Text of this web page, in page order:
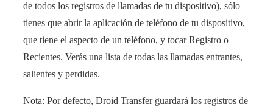
de todos los registros de llamadas de tu dispositivo), sólo
tienes que abrir la aplicación de teléfono de tu dispositivo,
que tiene el aspecto de un teléfono, y tocar Registro o
Recientes. Verás una lista de todas las llamadas entrantes,
salientes y perdidas.
Nota: Por defecto, Droid Transfer guardará los registros de